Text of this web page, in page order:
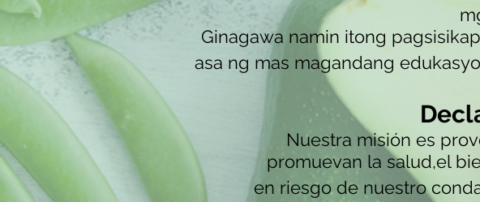
Ginagawa namin itong
asa ng mas magandang
Nuestra misión es
promuevan la salud,el
en riesgo de nuestro